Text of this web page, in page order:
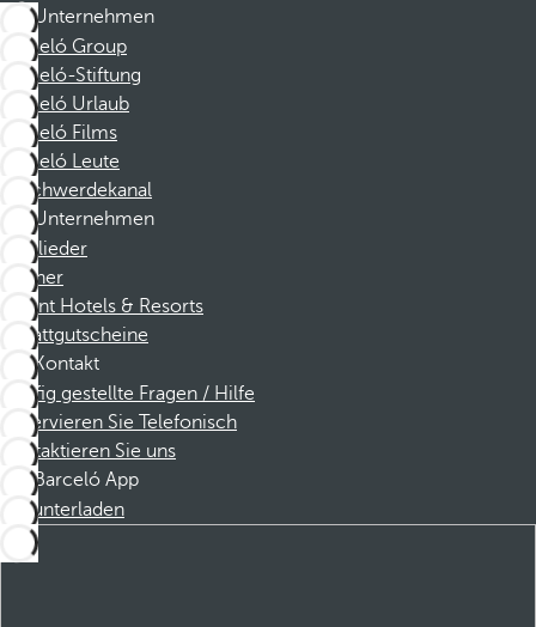
Unternehmen
Barceló Group
Barceló-Stiftung
Barceló Urlaub
Barceló Films
Barceló Leute
Beschwerdekanal
Unternehmen
Mitglieder
Partner
Dorint Hotels & Resorts
Rabattgutscheine
Kontakt
Häufig gestellte Fragen / Hilfe
Reservieren Sie Telefonisch
Kontaktieren Sie uns
Barceló App
Herunterladen